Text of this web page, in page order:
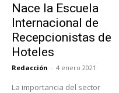
Nace la Escuela
Internacional de
Recepcionistas de
Hoteles
Redacción - 4 enero 2021
La importancia del sector